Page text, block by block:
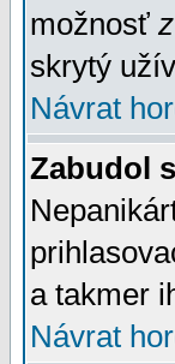
možnosť
skrytý
Návrat
Zabudol
a takmer
Návrat